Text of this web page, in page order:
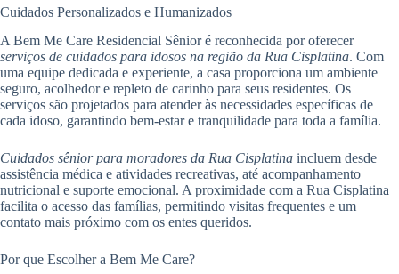
Cuidados Personalizados e Humanizados
A Bem Me Care Residencial Sênior é reconhecida por oferecer
serviços de cuidados para idosos na região da Rua Cisplatina. Com
uma equipe dedicada e experiente, a casa proporciona um ambiente
seguro, acolhedor e repleto de carinho para seus residentes. Os
serviços são projetados para atender às necessidades específicas de
cada idoso, garantindo bem-estar e tranquilidade para toda a família.
Cuidados sênior para moradores da Rua Cisplatina incluem desde
assistência médica e atividades recreativas, até acompanhamento
nutricional e suporte emocional. A proximidade com a Rua Cisplatina
facilita o acesso das famílias, permitindo visitas frequentes e um
contato mais próximo com os entes queridos.
Por que Escolher a Bem Me Care?